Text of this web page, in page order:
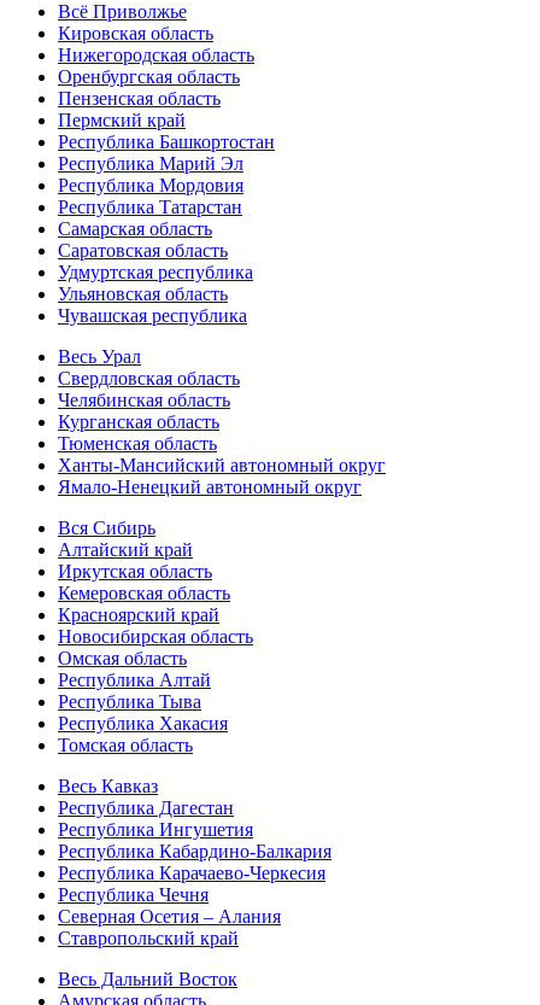
Всё Приволжье
Кировская область
Нижегородская область
Оренбургская область
Пензенская область
Пермский край
Республика Башкортостан
Республика Марий Эл
Республика Мордовия
Республика Татарстан
Самарская область
Саратовская область
Удмуртская республика
Ульяновская область
Чувашская республика
Весь Урал
Свердловская область
Челябинская область
Курганская область
Тюменская область
Ханты-Мансийский автономный округ
Ямало-Ненецкий автономный округ
Вся Сибирь
Алтайский край
Иркутская область
Кемеровская область
Красноярский край
Новосибирская область
Омская область
Республика Алтай
Республика Тыва
Республика Хакасия
Томская область
Весь Кавказ
Республика Дагестан
Республика Ингушетия
Республика Кабардино-Балкария
Республика Карачаево-Черкесия
Республика Чечня
Северная Осетия – Алания
Ставропольский край
Весь Дальний Восток
Амурская область